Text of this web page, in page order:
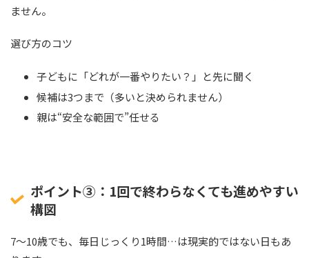
ません。
選び方のコツ
子どもに「どれが一番やりたい？」と先に聞く
候補は3つまで（多いと決められません）
親は“安全な範囲で”任せる
ポイント③：1回で終わらなくても進めやすい
構図
7〜10歳でも、毎日じっくり1時間…は現実的ではない日もあ